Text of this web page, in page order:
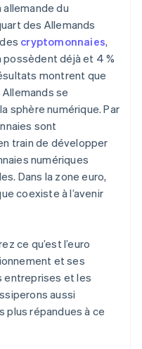
du
des Allemands
cryptomonnaies,
possèdent déjà et 4 %
montrent que
se
sphère numérique. Par
sont
train de développer
numériques
Dans la zone euro,
coexiste à l’avenir
ce qu’est l’euro
et ses
entreprises et les
aussi
plus répandues à ce